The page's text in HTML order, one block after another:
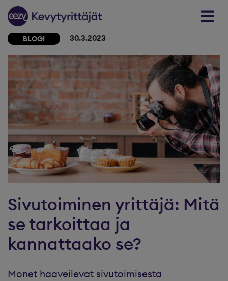
Skip to content
BLOGI 30.3.2023
Sivutoiminen yrittäjä: Mitä
se tarkoittaa ja
kannattaako se?
Monet haaveilevat sivutoimisesta